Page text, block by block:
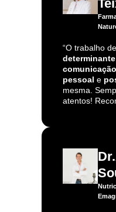
“O trabalho
determinante
comunicação
pessoal e
mesma.
atentos!